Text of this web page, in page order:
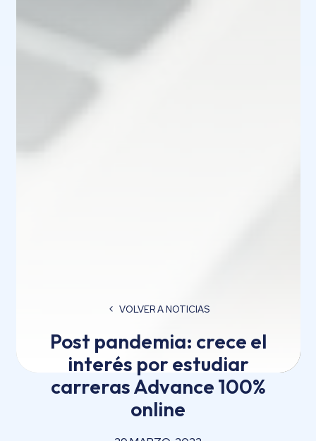
VOLVER A NOTICIAS
Post pandemia: crece el
interés por estudiar
carreras Advance 100%
online